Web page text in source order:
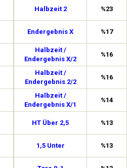
Halbzeit 2 %23
Endergebnis X %17
Halbzeit /
Endergebnis X/2
%16
Halbzeit /
Endergebnis 2/2
%16
Halbzeit /
Endergebnis X/1
%14
HT Über 2,5 %13
1,5 Unter %13